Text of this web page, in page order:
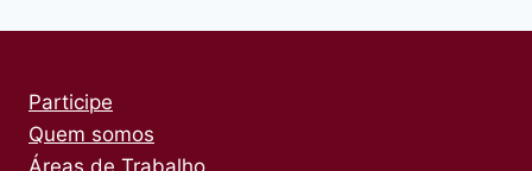
Participe
Quem somos
Áreas de Trabalho